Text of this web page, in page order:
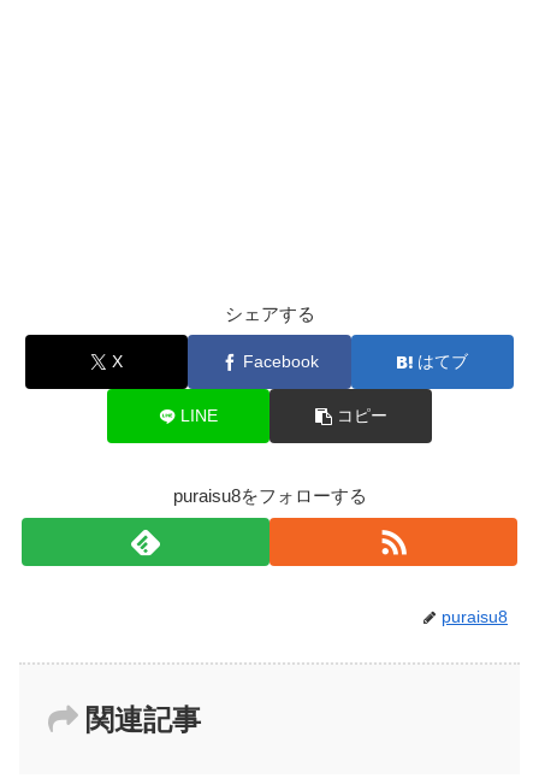
シェアする
X Facebook はてブ
LINE コピー
puraisu8をフォローする
puraisu8
関連記事